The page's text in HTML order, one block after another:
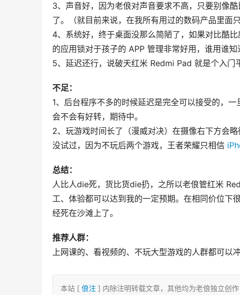
3、声音好，因为老俍对声音要求不高，只要别像
了。（就目前来说，在我所有用过的数码产品里面
4、系统好，终于桌面没那么简陋了，如果对比酷
的应用锁对于孩子的 APP 管理非常好用，谁用谁知
5、延迟还行，说破天红米 Redmi Pad 就是个入门
不足：
1、后台程序不多的时候延迟是完全可以接受的，
会不会有好转，期待中。
2、玩游戏时间长了（漫威对决）在摄像右下方会
没试过，因为不玩后两个游戏，王者荣耀只相信
总结：
人比人die死，货比货die扔，之所以老俍管红米
工、体验都可以达到我的一定预期。在相同价位
经死在沙滩上了。
推荐人群：
上网课的、看视频的、不玩大型游戏的人群都可以冲
本站 [ 俍注 ] 内除注明转载文章，其他均为老俍独立创